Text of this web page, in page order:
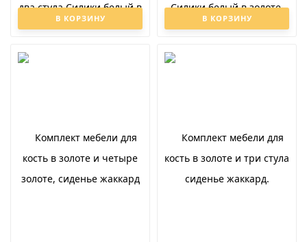
В КОРЗИНУ В КОРЗИНУ